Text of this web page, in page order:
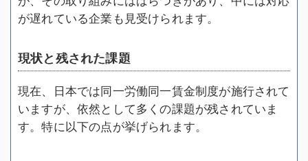
が遅れている企業も見受けられます。
現状と残された課題
現在、日本では同一労働同一賃金制度が施行されて
いますが、依然として多くの課題が残されていま
す。特に以下の点が挙げられます。